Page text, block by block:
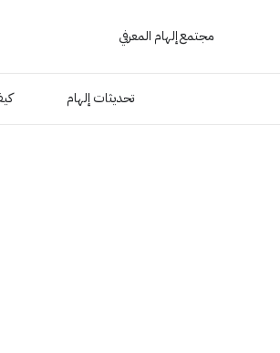
مجتمع إلهام المعرفي
تحديثات إلهام